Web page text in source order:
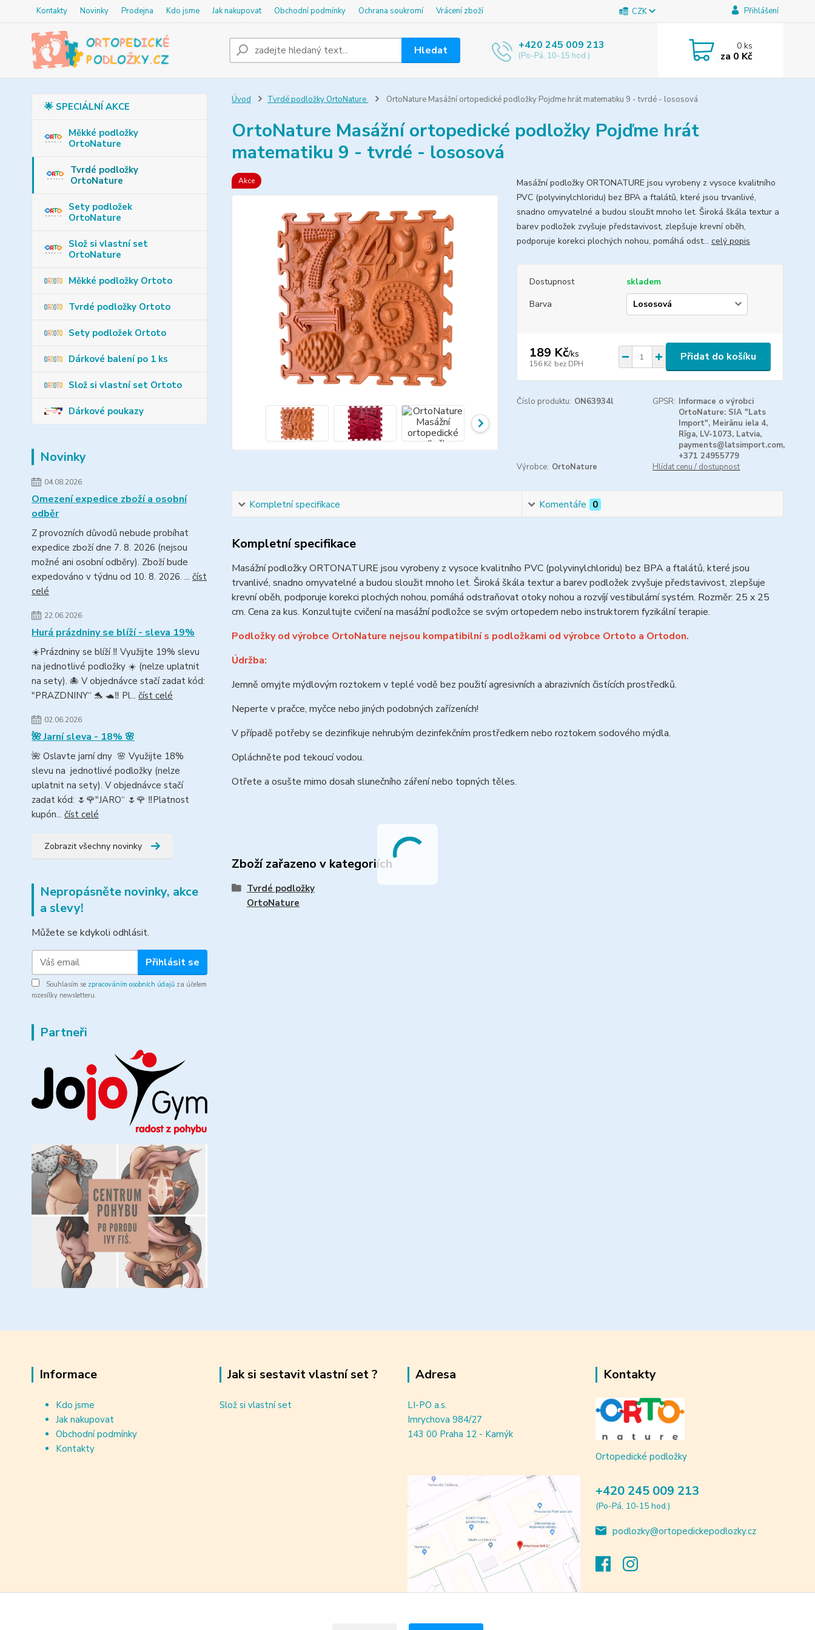
Kontakty Novinky Prodejna Kdo jsme Jak nakupovat Obchodní podmínky Ochrana soukromí Vrácení zboží CZK Přihlášení
Hledat +420 245 009 213
(Po-Pá, 10-15 hod.)
0ks
za 0 Kč
🌟 SPECIÁLNÍ AKCE
Měkké podložky
OrtoNature
Tvrdé podložky
OrtoNature
Sety podložek
OrtoNature
Slož si vlastní set
OrtoNature
Měkké podložky Ortoto
Tvrdé podložky Ortoto
Sety podložek Ortoto
Dárkové balení po 1 ks
Slož si vlastní set Ortoto
Dárkové poukazy
Novinky
04.08.2026
Omezení expedice zboží a osobní
odběr
Z provozních důvodů nebude probíhat
expedice zboží dne 7. 8. 2026 (nejsou
možné ani osobní odběry). Zboží bude
expedováno v týdnu od 10. 8. 2026. ... číst
celé
22.06.2026
Hurá prázdniny se blíží - sleva 19%
☀️Prázdniny se blíží ‼️ Využijte 19% slevu
na jednotlivé podložky ☀️ (nelze uplatnit
na sety). 🐙 V objednávce stačí zadat kód:
"PRAZDNINY“ 🐬 🐢‼️ Pl... číst celé
02.06.2026
🌺 Jarní sleva - 18% 🌸
🌺 Oslavte jarní dny 🌸 Využijte 18%
slevu na jednotlivé podložky (nelze
uplatnit na sety). V objednávce stačí
zadat kód: 🌷🌹"JARO“ 🌷🌹 ‼️Platnost
kupón... číst celé
Zobrazit všechny novinky
Nepropásněte novinky, akce
a slevy!
Můžete se kdykoli odhlásit.
Přihlásit se
Souhlasím se zpracováním osobních údajů za účelem
rozesílky newsletteru.
Partneři
Úvod Tvrdé podložky OrtoNature OrtoNature Masážní ortopedické podložky Pojďme hrát matematiku 9 - tvrdé - lososová
OrtoNature Masážní ortopedické podložky Pojďme hrát
matematiku 9 - tvrdé - lososová
Akce
Masážní podložky ORTONATURE jsou vyrobeny z vysoce kvalitního
PVC (polyvinylchloridu) bez BPA a ftalátů, které jsou trvanlivé,
snadno omyvatelné a budou sloužit mnoho let. Široká škála textur a
barev podložek zvyšuje představivost, zlepšuje krevní oběh,
podporuje korekci plochých nohou, pomáhá odst... celý popis
Dostupnost
skladem
Barva
189 Kč/ks
156 Kč bez DPH
Přidat do košíku
Číslo produktu: ON63934l GPSR: Informace o výrobci
OrtoNature: SIA "Lats
Import", Meirānu iela 4,
Rīga, LV-1073, Latvia,
payments@latsimport.com,
+371 24955779
Výrobce: OrtoNature Hlídat cenu / dostupnost
Kompletní specifikace Komentáře 0
Kompletní specifikace
Masážní podložky ORTONATURE jsou vyrobeny z vysoce kvalitního PVC (polyvinylchloridu) bez BPA a ftalátů, které jsou
trvanlivé, snadno omyvatelné a budou sloužit mnoho let. Široká škála textur a barev podložek zvyšuje představivost, zlepšuje
krevní oběh, podporuje korekci plochých nohou, pomáhá odstraňovat otoky nohou a rozvíjí vestibulární systém. Rozměr: 25 x 25
cm. Cena za kus. Konzultujte cvičení na masážní podložce se svým ortopedem nebo instruktorem fyzikální terapie.
Podložky od výrobce OrtoNature nejsou kompatibilní s podložkami od výrobce Ortoto a Ortodon.
Údržba:
Jemně omyjte mýdlovým roztokem v teplé vodě bez použití agresivních a abrazivních čistících prostředků.
Neperte v pračce, myčce nebo jiných podobných zařízeních!
V případě potřeby se dezinfikuje nehrubým dezinfekčním prostředkem nebo roztokem sodového mýdla.
Opláchněte pod tekoucí vodou.
Otřete a osušte mimo dosah slunečního záření nebo topných těles.
Zboží zařazeno v kategoriích
Tvrdé podložky
OrtoNature
Informace
Kdo jsme
Jak nakupovat
Obchodní podmínky
Kontakty
Jak si sestavit vlastní set ?
Slož si vlastní set
Adresa
LI-PO a.s.
Imrychova 984/27
143 00 Praha 12 - Kamýk
Kontakty
Ortopedické podložky
+420 245 009 213
(Po-Pá, 10-15 hod.)
podlozky@ortopedickepodlozky.cz